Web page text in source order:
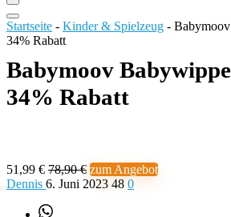
Startseite - Kinder & Spielzeug -
34% Rabatt
Babymoov
34% Rabatt
51,99 € 78,90 € zum Angebot
Dennis 6. Juni 2023 48 0